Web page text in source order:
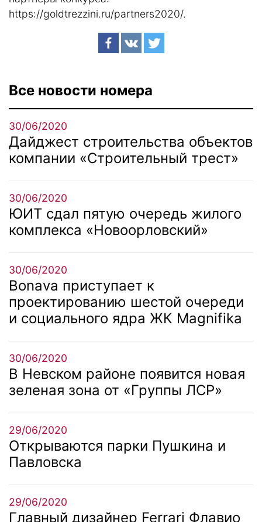
https://goldtrezzini.ru/partners2020/.
Все новости номера
30/06/2020
Дайджест строительства объектов
компании «Строительный трест»
30/06/2020
ЮИТ сдал пятую очередь жилого
комплекса «Новоорловский»
30/06/2020
Bonava приступает к
проектированию шестой очереди
и социального ядра ЖК Magnifika
30/06/2020
В Невском районе появится новая
зеленая зона от «Группы ЛСР»
29/06/2020
Открываются парки Пушкина и
Павловска
29/06/2020
Главный дизайнер Ferrari Флавио